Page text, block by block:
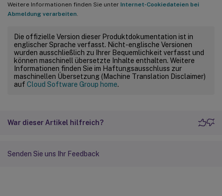
Weitere Informationen finden Sie unter Internet-Cookiedateien bei
Abmeldung verarbeiten
Die offizielle Version dieser Produktdokumentation ist in
englischer Sprache verfasst. Nicht-englische Versionen
wurden ausschließlich zu Ihrer Bequemlichkeit verfasst und
können maschinell übersetzte Inhalte enthalten. Weitere
Informationen finden Sie im Haftungsausschluss zur
maschinellen Übersetzung (Machine Translation Disclaimer)
auf Cloud Software Group home.
War dieser Artikel hilfreich?
Senden Sie uns Ihr Feedback